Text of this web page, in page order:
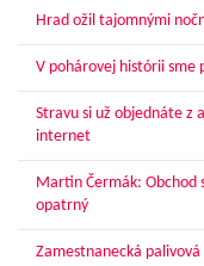
Hrad ožil tajomnými
V pohárovej histórii
Stravu si už objednáte z
internet
Martin Čermák: Obchod
opatrný
Zamestnanecká palivová